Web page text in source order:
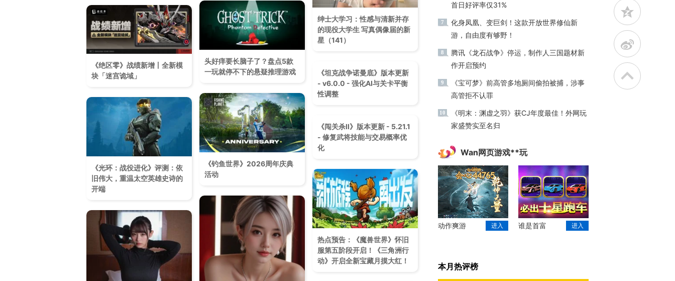
绅士大学习：性感与清新并存
的现役大学生 写真偶像届的新
星（141）
头好痒要长脑子了？盘点5款
一玩就停不下的悬疑推理游戏
《绝区零》战绩新增丨全新模
块「迷宫诡域」
《坦克战争诺曼底》版本更新
- v6.0.0 - 强化AI与关卡平衡
性调整
《钓鱼世界》2026周年庆典
活动
《光环：战役进化》评测：依
旧伟大，重温太空英雄史诗的
开端
《闯关杀II》版本更新 - 5.21.1
- 修复武将技能与交易概率优
化
热点预告：《魔兽世界》怀旧
服第五阶段开启！《三角洲行
动》开启全新宝藏月摸大红！
首日好评率仅31%
7
化身凤凰、变巨剑！这款开放世界修仙新
游，自由度有够野！
8
腾讯《龙石战争》停运，制作人三国题材新
作开启预约
9
《宝可梦》前高管多地厕间偷拍被捕，涉事
高管拒不认罪
10
《明末：渊虚之羽》获CJ年度最佳！外网玩
家盛赞实至名归
Wan网页游戏**玩
动作爽游 进入 谁是首富 进入
本月热评榜
z
t